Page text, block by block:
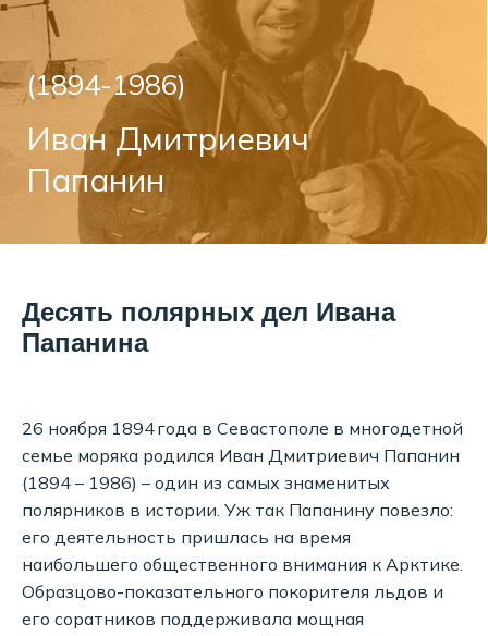
Иван Дмитриевич
Папанин
Десять полярных дел Ивана
Папанина
26 ноября 1894 года в Севастополе в многодетной
семье моряка родился Иван Дмитриевич Папанин
(1894 – 1986) – один из самых знаменитых
полярников в истории. Уж так Папанину повезло:
его деятельность пришлась на время
наибольшего общественного внимания к Арктике.
Образцово-показательного покорителя льдов и
его соратников поддерживала мощная